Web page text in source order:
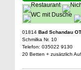
01814 Bad Schandau
Schmilka Nr. 10
Telefon: 035022 9130
20 Betten + zusätzlich